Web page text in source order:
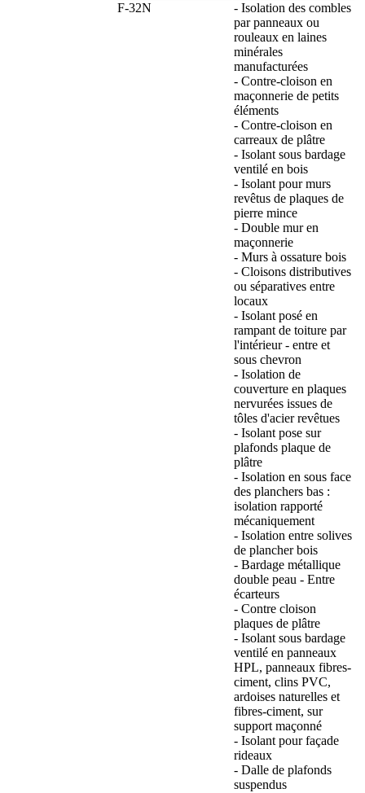
F-32N
- Isolation des combles
par panneaux ou
rouleaux en laines
minérales
manufacturées
- Contre-cloison en
maçonnerie de petits
éléments
- Contre-cloison en
carreaux de plâtre
- Isolant sous bardage
ventilé en bois
- Isolant pour murs
revêtus de plaques de
pierre mince
- Double mur en
maçonnerie
- Murs à ossature bois
- Cloisons distributives
ou séparatives entre
locaux
- Isolant posé en
rampant de toiture par
l'intérieur - entre et
sous chevron
- Isolation de
couverture en plaques
nervurées issues de
tôles d'acier revêtues
- Isolant pose sur
plafonds plaque de
plâtre
- Isolation en sous face
des planchers bas :
isolation rapporté
mécaniquement
- Isolation entre solives
de plancher bois
- Bardage métallique
double peau - Entre
écarteurs
- Contre cloison
plaques de plâtre
- Isolant sous bardage
ventilé en panneaux
HPL, panneaux fibres-
ciment, clins PVC,
ardoises naturelles et
fibres-ciment, sur
support maçonné
- Isolant pour façade
rideaux
- Dalle de plafonds
suspendus